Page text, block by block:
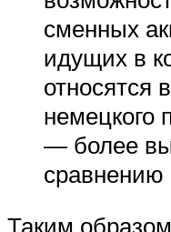
сменных
идущих в
относятся
немецкого
— более
сравнению
Таким